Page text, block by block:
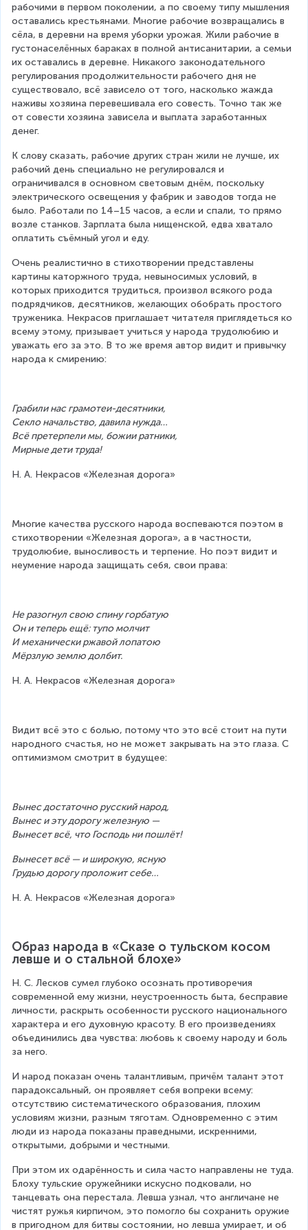
рабочими в первом поколении, а по своему типу мышления
оставались крестьянами. Многие рабочие возвращались в
сёла, в деревни на время уборки урожая. Жили рабочие в
густонаселённых бараках в полной антисанитарии, а семьи
их оставались в деревне. Никакого законодательного
регулирования продолжительности рабочего дня не
существовало, всё зависело от того, насколько жажда
наживы хозяина перевешивала его совесть. Точно так же
от совести хозяина зависела и выплата заработанных
денег.
К слову сказать, рабочие других стран жили не лучше, их
рабочий день специально не регулировался и
ограничивался в основном световым днём, поскольку
электрического освещения у фабрик и заводов тогда не
было. Работали по 14–15 часов, а если и спали, то прямо
возле станков. Зарплата была нищенской, едва хватало
оплатить съёмный угол и еду.
Очень реалистично в стихотворении представлены
картины каторжного труда, невыносимых условий, в
которых приходится трудиться, произвол всякого рода
подрядчиков, десятников, желающих обобрать простого
труженика. Некрасов приглашает читателя приглядеться ко
всему этому, призывает учиться у народа трудолюбию и
уважать его за это. В то же время автор видит и привычку
народа к смирению:
Грабили нас грамотеи-десятники,
Секло начальство, давила нужда…
Всё претерпели мы, божии ратники,
Мирные дети труда!
Н. А. Некрасов «Железная дорога»
Многие качества русского народа воспеваются поэтом в
стихотворении «Железная дорога», а в частности,
трудолюбие, выносливость и терпение. Но поэт видит и
неумение народа защищать себя, свои права:
Не разогнул свою спину горбатую
Он и теперь ещё: тупо молчит
И механически ржавой лопатою
Мёрзлую землю долбит.
Н. А. Некрасов «Железная дорога»
Видит всё это с болью, потому что это всё стоит на пути
народного счастья, но не может закрывать на это глаза. С
оптимизмом смотрит в будущее:
Вынес достаточно русский народ,
Вынес и эту дорогу железную —
Вынесет всё, что Господь ни пошлёт!
Вынесет всё — и широкую, ясную
Грудью дорогу проложит себе…
Н. А. Некрасов «Железная дорога»
Образ народа в «Сказе о тульском косом
левше и о стальной блохе»
Н. С. Лесков сумел глубоко осознать противоречия
современной ему жизни, неустроенность быта, бесправие
личности, раскрыть особенности русского национального
характера и его духовную красоту. В его произведениях
объединились два чувства: любовь к своему народу и боль
за него.
И народ показан очень талантливым, причём талант этот
парадоксальный, он проявляет себя вопреки всему:
отсутствию систематического образования, плохим
условиям жизни, разным тяготам. Одновременно с этим
люди из народа показаны праведными, искренними,
открытыми, добрыми и честными.
При этом их одарённость и сила часто направлены не туда.
Блоху тульские оружейники искусно подковали, но
танцевать она перестала. Левша узнал, что англичане не
чистят ружья кирпичом, это помогло бы сохранить оружие
в пригодном для битвы состоянии, но левша умирает, и об